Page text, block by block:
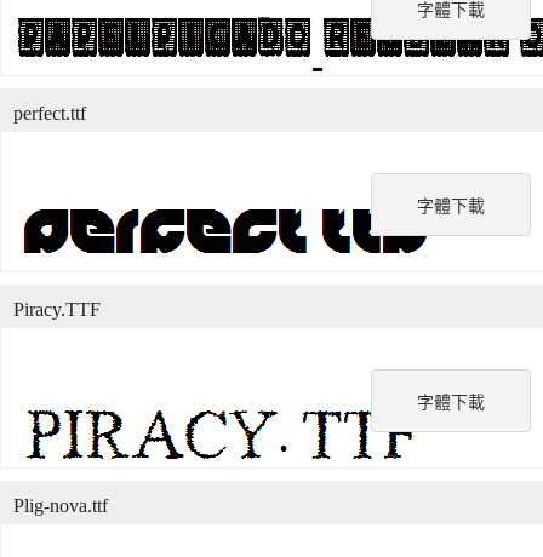
字體下載
字體下載
perfect.ttf
字體下載
Piracy.TTF
Plig-nova.ttf